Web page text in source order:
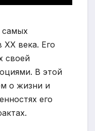
XX века. Его
своей
В этой
о жизни и
его